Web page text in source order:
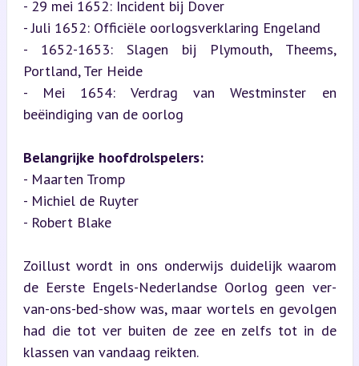
- 29 mei 1652: Incident bij Dover
- Juli 1652: Officiële oorlogsverklaring Engeland
- 1652-1653: Slagen bij Plymouth, Theems,
Portland, Ter Heide
- Mei 1654: Verdrag van Westminster en
beëindiging van de oorlog
Belangrijke hoofdrolspelers:
- Maarten Tromp
- Michiel de Ruyter
- Robert Blake
Zoillust wordt in ons onderwijs duidelijk waarom
de Eerste Engels-Nederlandse Oorlog geen ver-
van-ons-bed-show was, maar wortels en gevolgen
had die tot ver buiten de zee en zelfs tot in de
klassen van vandaag reikten.